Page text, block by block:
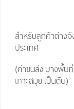
สำหรับลูกค้าต่าง
ประเทศ
(ค่าขนส่ง บางพื้น
เกาะสมุย เป็นต้น)